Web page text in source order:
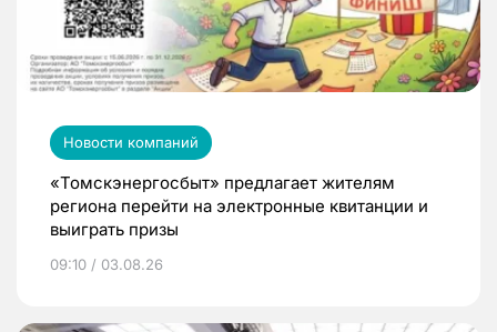
Новости компаний
«Томскэнергосбыт» предлагает жителям
региона перейти на электронные квитанции и
выиграть призы
09:10 / 03.08.26